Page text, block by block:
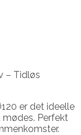
– Tidløs
er det ideelle
Perfekt